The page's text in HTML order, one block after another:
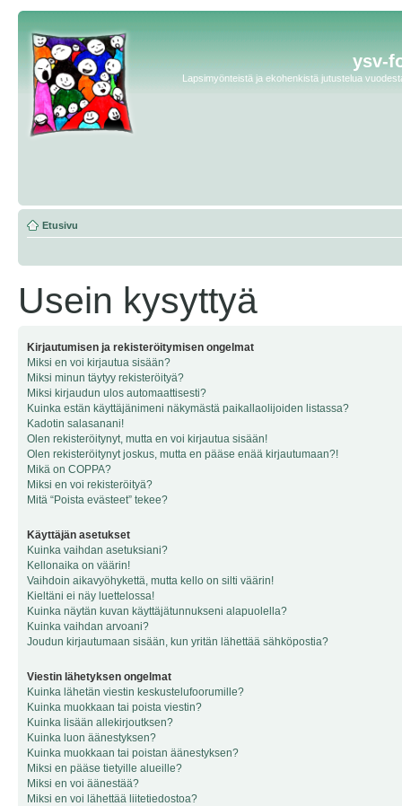
ysv-
Lapsimyönteistä ja ekohenkistä jutustelua
Etusivu
Usein kysyttyä
Kirjautumisen ja rekisteröitymisen ongelmat
Miksi en voi kirjautua sisään?
Miksi minun täytyy rekisteröityä?
Miksi kirjaudun ulos automaattisesti?
Kuinka estän käyttäjänimeni näkymästä paikallaolijoiden listassa?
Kadotin salasanani!
Olen rekisteröitynyt, mutta en voi kirjautua sisään!
Olen rekisteröitynyt joskus, mutta en pääse enää kirjautumaan?!
Mikä on COPPA?
Miksi en voi rekisteröityä?
Mitä “Poista evästeet” tekee?
Käyttäjän asetukset
Kuinka vaihdan asetuksiani?
Kellonaika on väärin!
Vaihdoin aikavyöhykettä, mutta kello on silti väärin!
Kieltäni ei näy luettelossa!
Kuinka näytän kuvan käyttäjätunnukseni alapuolella?
Kuinka vaihdan arvoani?
Joudun kirjautumaan sisään, kun yritän lähettää sähköpostia?
Viestin lähetyksen ongelmat
Kuinka lähetän viestin keskustelufoorumille?
Kuinka muokkaan tai poista viestin?
Kuinka lisään allekirjoutksen?
Kuinka luon äänestyksen?
Kuinka muokkaan tai poistan äänestyksen?
Miksi en pääse tietyille alueille?
Miksi en voi äänestää?
Miksi en voi lähettää liitetiedostoa?